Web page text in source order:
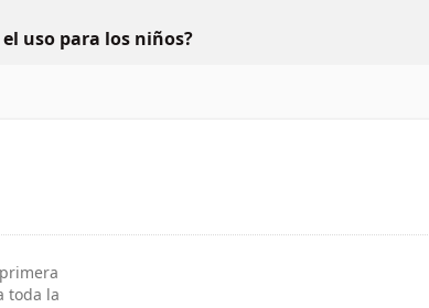
uso para los niños?
toda la